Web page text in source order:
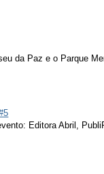
da Paz e o Parque
Editora Abril,